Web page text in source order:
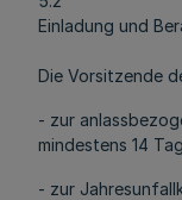
Einladung und
Die Vorsitzende
- zur
mindestens 14
- zur